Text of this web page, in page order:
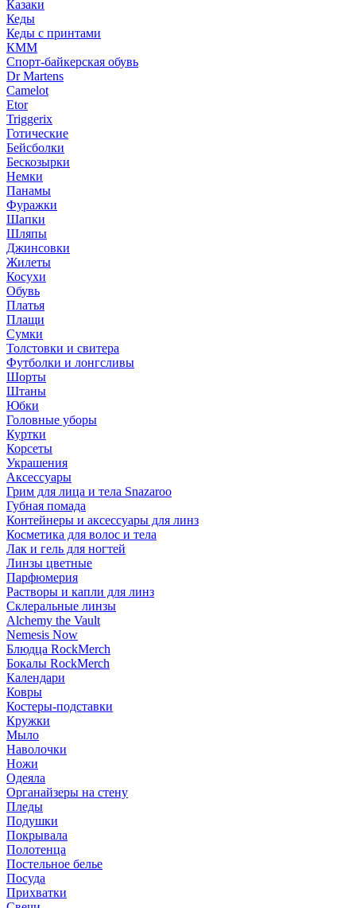
Казаки
Кеды
Кеды с принтами
КММ
Спорт-байкерская обувь
Dr Martens
Camelot
Etor
Triggerix
Готические
Бейсболки
Бескозырки
Немки
Панамы
Фуражки
Шапки
Шляпы
Джинсовки
Жилеты
Косухи
Обувь
Платья
Плащи
Сумки
Толстовки и свитера
Футболки и лонгсливы
Шорты
Штаны
Юбки
Головные уборы
Куртки
Корсеты
Украшения
Аксессуары
Грим для лица и тела Snazaroo
Губная помада
Контейнеры и аксессуары для линз
Косметика для волос и тела
Лак и гель для ногтей
Линзы цветные
Парфюмерия
Растворы и капли для линз
Склеральные линзы
Alchemy the Vault
Nemesis Now
Блюдца RockMerch
Бокалы RockMerch
Календари
Ковры
Костеры-подставки
Кружки
Мыло
Наволочки
Ножи
Одеяла
Органайзеры на стену
Пледы
Подушки
Покрывала
Полотенца
Постельное белье
Посуда
Прихватки